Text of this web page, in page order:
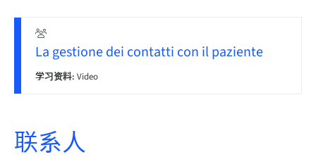
La gestione dei contatti con il paziente
学习资料: Video
联系人